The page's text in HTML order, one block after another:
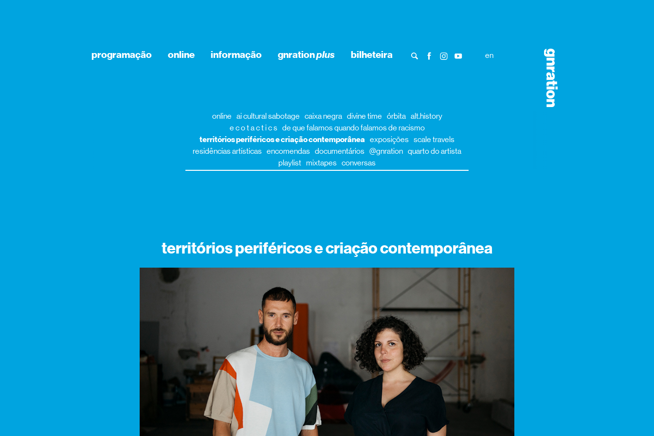
programação online informação gnrationplus bilheteira en
online ai cultural sabotage caixa negra divine time órbita alt.history
e c o t a c t i c s de que falamos quando falamos de racismo
territórios periféricos e criação contemporânea exposições scale travels
residências artísticas encomendas documentários @gnration quarto do artista
playlist mixtapes conversas
territórios periféricos e criação contemporânea